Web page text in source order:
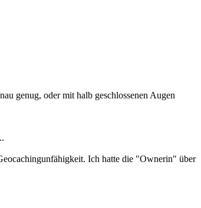
genug, oder mit halb geschlossenen Augen
Ich hatte die "Ownerin" über